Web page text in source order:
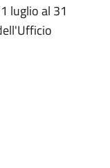
luglio al 31